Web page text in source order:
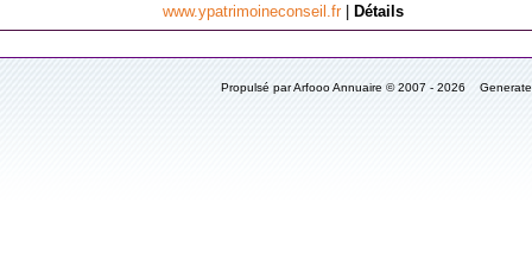
www.ypatrimoineconseil.fr Détails
Propulsé par Arfooo Annuaire © 2007 - 2026